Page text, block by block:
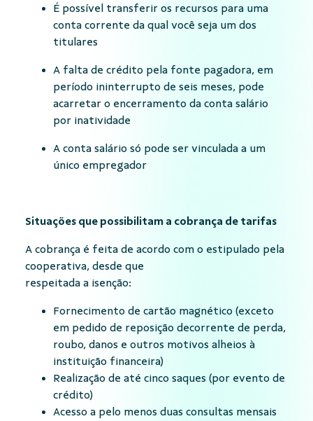
É possível transferir os recursos para uma
conta corrente da qual você seja um dos
titulares
A falta de crédito pela fonte pagadora, em
período ininterrupto de seis meses, pode
acarretar o encerramento da conta salário
por inatividade
A conta salário só pode ser vinculada a um
único empregador
Situações que possibilitam a cobrança de tarifas
A cobrança é feita de acordo com o estipulado pela
cooperativa, desde que
respeitada a isenção:
Fornecimento de cartão magnético (exceto
em pedido de reposição decorrente de perda,
roubo, danos e outros motivos alheios à
instituição financeira)
Realização de até cinco saques (por evento de
crédito)
Acesso a pelo menos duas consultas mensais